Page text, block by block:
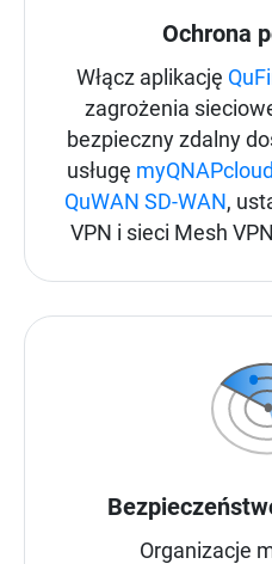
Ochrona
Włącz aplikację
zagrożenia
bezpieczny zdalny
usługę
QuWAN SD-WAN,
VPN i sieci Mesh
Organizacje